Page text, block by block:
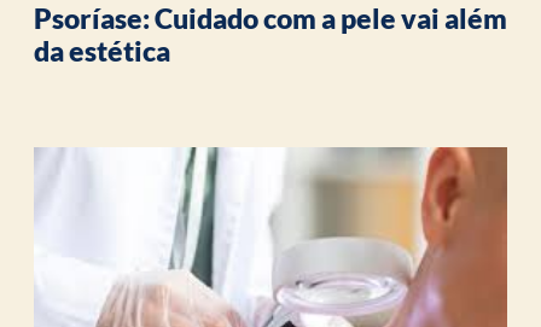
Psoríase: Cuidado com a pele vai além
da estética